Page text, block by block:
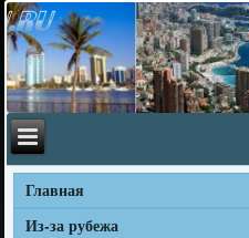
Главная
Из-за рубежа